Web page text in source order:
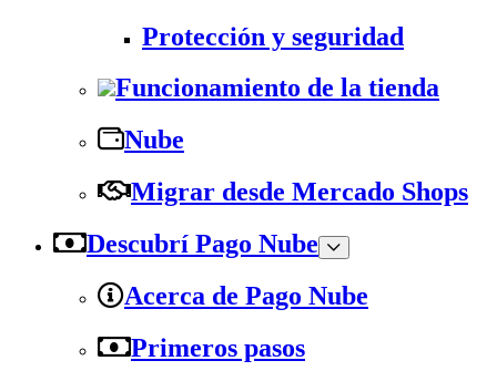
Protección y seguridad
Funcionamiento de la tienda
Nube
Migrar desde Mercado Shops
Descubrí Pago Nube
Acerca de Pago Nube
Primeros pasos